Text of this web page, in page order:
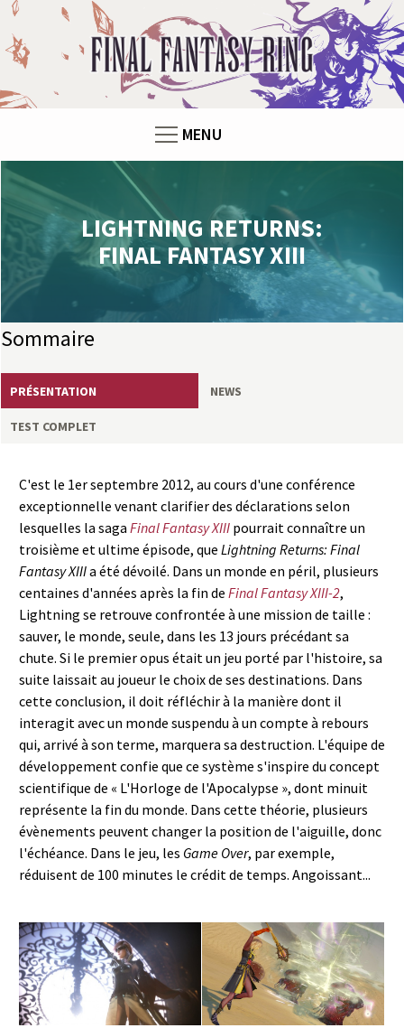
F
n
l
F
a
n
t
a
R
MENU
LIGHTNING RETURNS:
FINAL FANTASY XIII
C'est le 1er septembre 2012, au cours d'une conférence
exceptionnelle venant clarifier des déclarations selon
lesquelles la saga Final Fantasy XIII pourrait connaître un
troisième et ultime épisode, que Lightning Returns: Final
Fantasy XIIIa été dévoilé. Dans un monde en péril, plusieurs
centaines d'années après la fin de Final Fantasy XIII-2,
Lightning se retrouve confrontée à une mission de taille :
sauver, le monde, seule, dans les 13 jours précédant sa
chute. Si le premier opus était un jeu porté par l'histoire, sa
suite laissait au joueur le choix de ses destinations. Dans
cette conclusion, il doit réfléchir à la manière dont il
interagit avec un monde suspendu à un compte à rebours
qui, arrivé à son terme, marquera sa destruction. L'équipe de
développement confie que ce système s'inspire du concept
scientifique de « L'Horloge de l'Apocalypse », dont minuit
représente la fin du monde. Dans cette théorie, plusieurs
évènements peuvent changer la position de l'aiguille, donc
l'échéance. Dans le jeu, les Game Over, par exemple,
réduisent de 100 minutes le crédit de temps. Angoissant...
Sommaire
PRÉSENTATION NEWS
TEST COMPLET
Panneau de gestion des cookies